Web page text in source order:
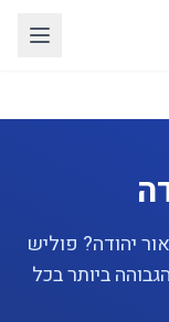
יהודה? פוליש
ביותר בכל